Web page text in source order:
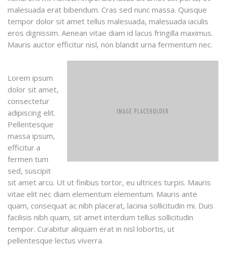
malesuada erat bibendum. Cras sed nunc massa. Quisque
tempor dolor sit amet tellus malesuada, malesuada iaculis
eros dignissim. Aenean vitae diam id lacus fringilla maximus.
Mauris auctor efficitur nisl, non blandit urna fermentum nec.
Lorem ipsum
dolor sit amet,
consectetur
adipiscing elit.
Pellentesque
massa ipsum,
efficitur a
fermen tum
sed, suscipit
sit amet arcu. Ut ut finibus tortor, eu ultrices turpis. Mauris
vitae elit nec diam elementum elementum. Mauris ante
quam, consequat ac nibh placerat, lacinia sollicitudin mi. Duis
facilisis nibh quam, sit amet interdum tellus sollicitudin
tempor. Curabitur aliquam erat in nisl lobortis, ut
pellentesque lectus viverra.